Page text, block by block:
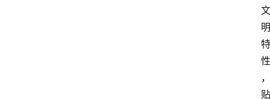
文
明
特
性
，
贴